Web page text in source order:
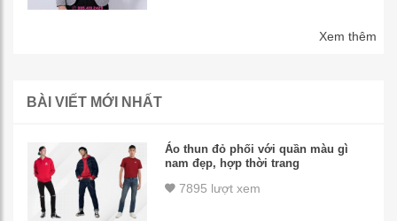
Xem thêm
BÀI VIẾT MỚI NHẤT
Áo thun đỏ phối với quần màu gì
nam đẹp, hợp thời trang
7895 lượt xem